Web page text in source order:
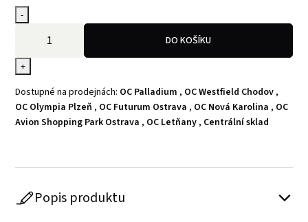
-
+
DO KOŠÍKU
Dostupné na prodejnách: OC Palladium , OC Westfield Chodov ,
OC Olympia Plzeň , OC Futurum Ostrava , OC Nová Karolina , OC
Avion Shopping Park Ostrava , OC Letňany , Centrální sklad
Popis produktu